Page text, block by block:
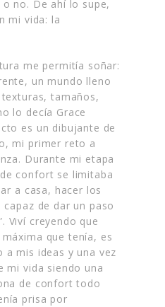
no. De ahí lo supe,
mi vida: la
me permitía soñar:
un mundo lleno
tamaños,
lo decía Grace
es un dibujante de
mi primer reto a
Durante mi etapa
confort se limitaba
a casa, hacer los
de dar un paso
Viví creyendo que
que tenía, es
a mis ideas y una vez
mi vida siendo una
de confort todo
prisa por